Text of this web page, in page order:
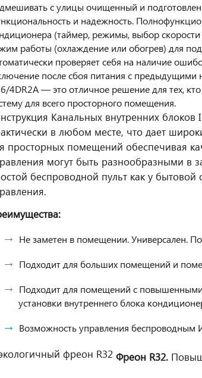
с улицы очищенный и
и надежность.
(таймер, режимы, выбор
работы (охлаждение или обогрев) для
проверяет себя на наличие
после сбоя питания с предыдущими
4DR2A — это отличное решение для тех,
для всего просторного помещения.
Канальных внутренних блоков
в любом месте, что дает
просторных помещений обеспечивая
могут быть разнообразными в
беспроводной пульт как у
Не заметен в помещении. Универсален.
Подходит для больших помещений и
Подходит для помещений с
установки внутреннего блока
Возможность управления беспроводным
Фреон R32.